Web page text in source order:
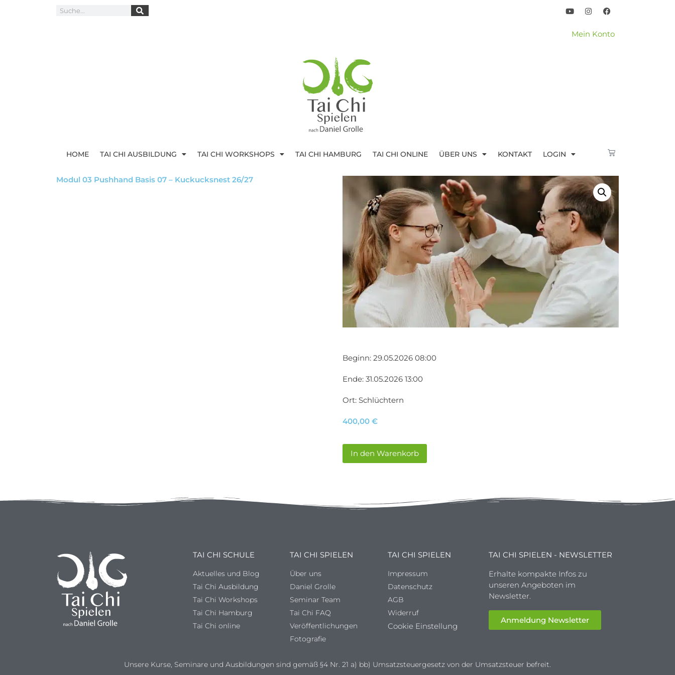
Mein Konto
HOME TAI CHI AUSBILDUNG TAI CHI WORKSHOPS TAI CHI HAMBURG TAI CHI ONLINE ÜBER UNS KONTAKT LOGIN
Modul 03 Pushhand Basis 07 – Kuckucksnest 26/27
Beginn: 29.05.2026 08:00
Ende: 31.05.2026 13:00
Ort: Schlüchtern
400,00 €
In den Warenkorb
TAI CHI SCHULE
Aktuelles und Blog
Tai Chi Ausbildung
Tai Chi Workshops
Tai Chi Hamburg
Tai Chi online
TAI CHI SPIELEN
Über uns
Daniel Grolle
Seminar Team
Tai Chi FAQ
Veröffentlichungen
Fotografie
TAI CHI SPIELEN
Impressum
Datenschutz
AGB
Widerruf
Cookie Einstellung
TAI CHI SPIELEN - NEWSLETTER
Erhalte kompakte Infos zu
unseren Angeboten im
Newsletter.
Anmeldung Newsletter
Unsere Kurse, Seminare und Ausbildungen sind gemäß §4 Nr. 21 a) bb) Umsatzsteuergesetz von der Umsatzsteuer befreit.